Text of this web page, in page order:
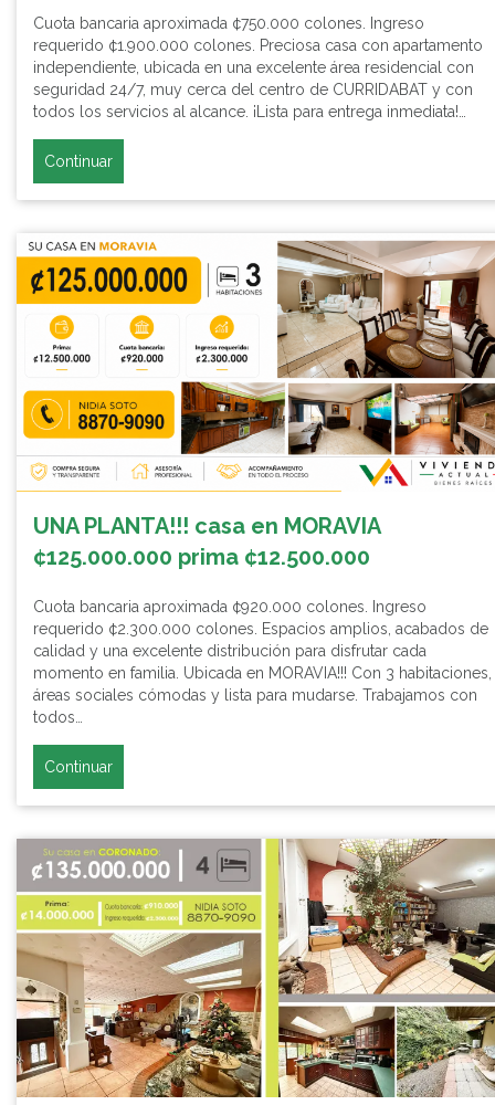
Cuota bancaria aproximada ¢750.000 colones. Ingreso
requerido ¢1.900.000 colones. Preciosa casa con apartamento
independiente, ubicada en una excelente área residencial con
seguridad 24/7, muy cerca del centro de CURRIDABAT y con
todos los servicios al alcance. ¡Lista para entrega inmediata!…
Continuar
UNA PLANTA!!! casa en MORAVIA
¢125.000.000 prima ¢12.500.000
Cuota bancaria aproximada ¢920.000 colones. Ingreso
requerido ¢2.300.000 colones. Espacios amplios, acabados de
calidad y una excelente distribución para disfrutar cada
momento en familia. Ubicada en MORAVIA!!! Con 3 habitaciones,
áreas sociales cómodas y lista para mudarse. Trabajamos con
todos…
Continuar